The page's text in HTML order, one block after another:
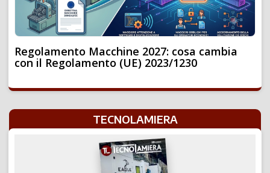
Regolamento Macchine 2027: cosa cambia
con il Regolamento (UE) 2023/1230
TECNOLAMIERA